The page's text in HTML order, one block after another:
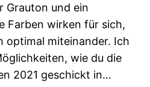
Grauton und ein
Farben wirken für sich,
optimal miteinander. Ich
wie du die
2021 geschickt in…